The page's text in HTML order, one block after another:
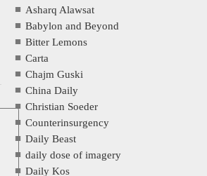
Asharq Alawsat
Babylon and Beyond
Bitter Lemons
Carta
Chajm Guski
China Daily
Christian Soeder
Counterinsurgency
Daily Beast
daily dose of imagery
Daily Kos